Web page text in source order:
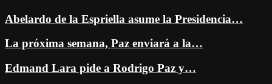
Abelardo de la Espriella asume la Presidencia…
La próxima semana, Paz enviará a la…
Edmand Lara pide a Rodrigo Paz y…